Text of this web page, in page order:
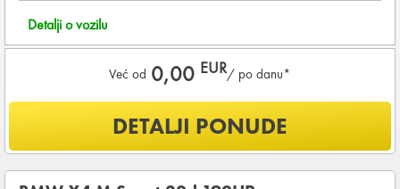
Detalji o vozilu
Već od 0,00 EUR/ po danu*
Šta je uključeno u ponudu?DETALJI PONUDE